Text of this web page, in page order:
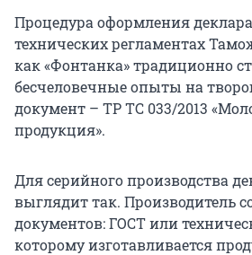
Процедура оформления
технических регламентах
как «Фонтанка» традиционно
бесчеловечные опыты на
документ – ТР ТС 033/2013
продукция».
Для серийного производства
выглядит так. Производитель
документов: ГОСТ или
которому изготавливается